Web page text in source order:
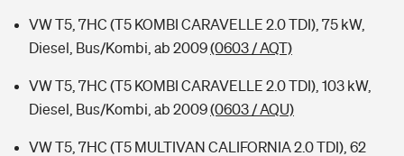
VW T5, 7HC (T5 KOMBI CARAVELLE 2.0 TDI), 75 kW,
Diesel, Bus/Kombi, ab 2009(0603 / AQT)
VW T5, 7HC (T5 KOMBI CARAVELLE 2.0 TDI), 103 kW,
Diesel, Bus/Kombi, ab 2009(0603 / AQU)
VW T5, 7HC (T5 MULTIVAN CALIFORNIA 2.0 TDI), 62